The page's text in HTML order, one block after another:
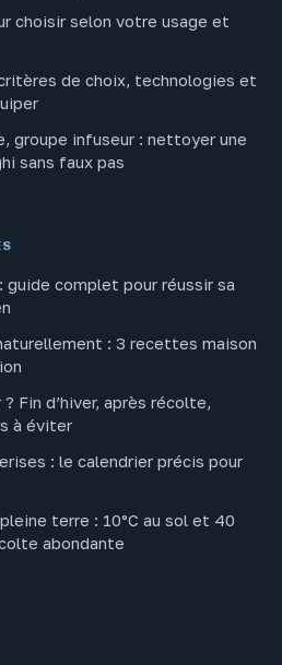
choisir selon votre usage et
de choix, technologies et
groupe infuseur : nettoyer une
sans faux pas
guide complet pour réussir sa
: 3 recettes maison
Fin d’hiver, après récolte,
à éviter
: le calendrier précis pour
terre : 10°C au sol et 40
abondante